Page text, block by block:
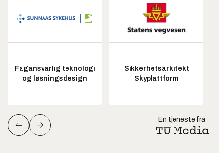
Fagansvarlig teknologi
og løsningsdesign
Sikkerhetsarkitekt
Skyplattform
En tjeneste fra